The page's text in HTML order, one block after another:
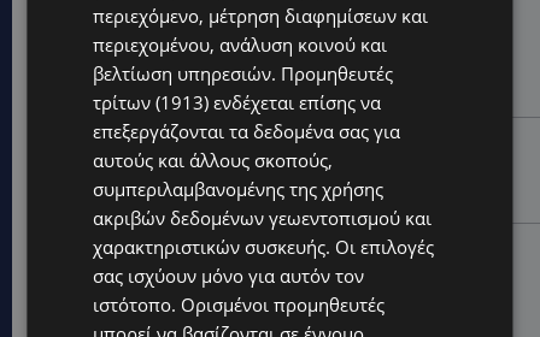
UPDATES
ΤΡΟΧΑΙΟ ΣΤΗΝ ΛΕΥΚΩΣΙΑ: Χειροπέδες και στη σύζυγο
του 27χρονου – Φέρεται να παραπλάνησε την
Αστυνομία
UPDATES
ΔΕΝ ΥΠΟΧΩΡΕΙ Ο ΚΑΥΣΩΝΑΣ: Νέα κίτρινη
προειδοποίηση για 40άρια – Πότε τίθεται σε ισχύ
UPDATES
VIRAL: Κοράκι πήρε στο κυνήγι γυναίκα – Η
απρόσμενη επίθεση καταγράφηκε σε βίντεο
περιεχόμενο, μέτρηση διαφημίσεων και
περιεχομένου, ανάλυση κοινού και
βελτίωση υπηρεσιών. Προμηθευτές
τρίτων (1913) ενδέχεται επίσης να
επεξεργάζονται τα δεδομένα σας για
αυτούς και άλλους σκοπούς,
συμπεριλαμβανομένης της χρήσης
ακριβών δεδομένων γεωεντοπισμού και
χαρακτηριστικών συσκευής. Οι επιλογές
σας ισχύουν μόνο για αυτόν τον
ιστότοπο. Ορισμένοι προμηθευτές